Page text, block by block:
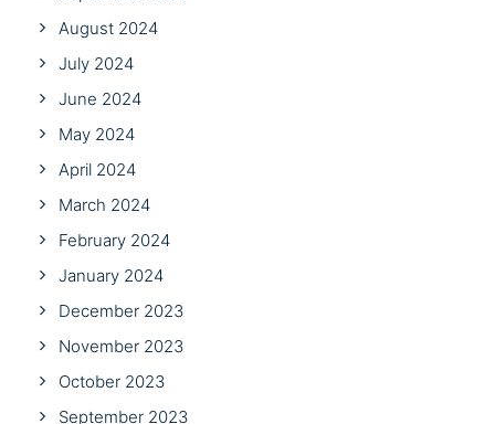
August 2024
July 2024
June 2024
May 2024
April 2024
March 2024
February 2024
January 2024
December 2023
November 2023
October 2023
September 2023